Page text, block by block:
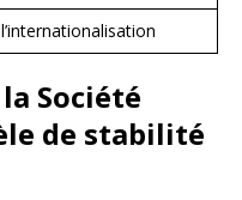
Société
de stabilité